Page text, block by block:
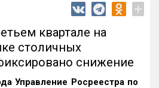
+
квартале на
столичных
снижение
Управление Росреестра по